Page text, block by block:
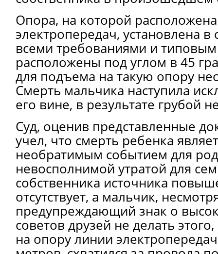
Опора, на которой
электропередач, установлена в
всеми требованиями и
расположены под углом в 45
для подъема на такую опору
Смерть мальчика наступила
его вине, в результате грубой
Суд, оценив представленные
учел, что смерть ребенка
необратимым событием для
невосполнимой утратой для
собственника источника
отсутствует, а мальчик,
предупреждающий знак о
советов друзей не делать
на опору линии